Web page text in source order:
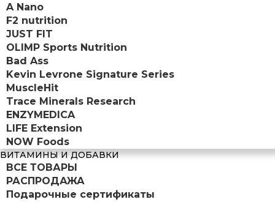
A Nano
F2 nutrition
JUST FIT
OLIMP Sports Nutrition
Bad Ass
Kevin Levrone Signature Series
MuscleHit
Trace Minerals Research
ENZYMEDICA
LIFE Extension
NOW Foods
ВИТАМИНЫ И ДОБАВКИ
ВСЕ ТОВАРЫ
РАСПРОДАЖА
Подарочные сертификаты